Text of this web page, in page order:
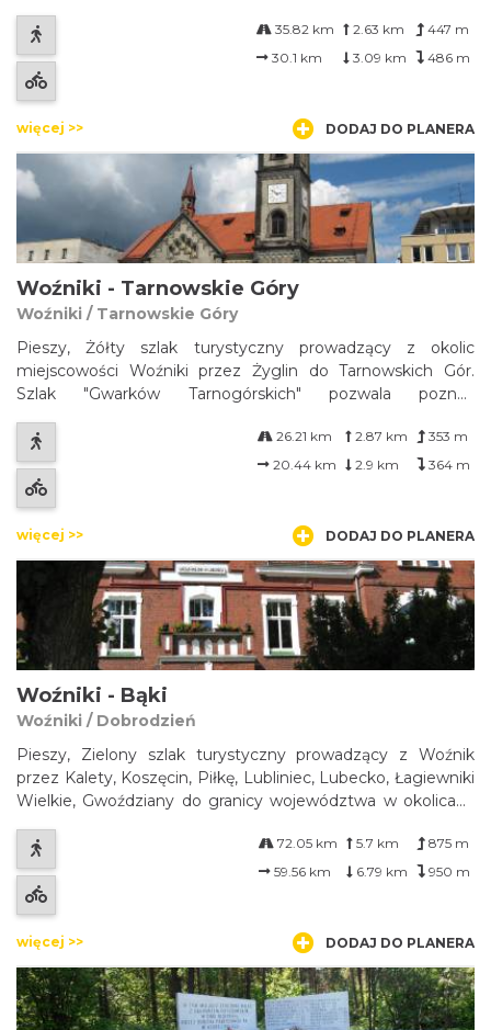
zobaczenia na trasie: w Częstochowie - zabytkowa
zabudowa Alei NMP, zabytkowy ratusz na pl. Biega...
35.82 km 2.63 km
447 m
30.1 km
3.09 km 486 m
więcej >> DODAJ DO PLANERA
Woźniki - Tarnowskie Góry
Woźniki / Tarnowskie Góry
Pieszy, Żółty szlak turystyczny prowadzący z okolic
miejscowości Woźniki przez Żyglin do Tarnowskich Gór.
Szlak "Gwarków Tarnogórskich" pozwala poznać
Północno-wschodni odcinek szlaku prowadzi przez rozległe
lasy, w których znajduje się zatopiona kopa...
26.21 km 2.87 km
353 m
20.44 km
2.9 km 364 m
więcej >> DODAJ DO PLANERA
Woźniki - Bąki
Woźniki / Dobrodzień
Pieszy, Zielony szlak turystyczny prowadzący z Woźnik
przez Kalety, Koszęcin, Piłkę, Lubliniec, Lubecko, Łagiewniki
Wielkie, Gwoździany do granicy województwa w okolicach
trasie: w Woźnikach - pomnik bitwy woźnickiej, układ
urbanistyczny Woźnik z...
72.05 km 5.7 km
875 m
59.56 km
6.79 km 950 m
więcej >> DODAJ DO PLANERA